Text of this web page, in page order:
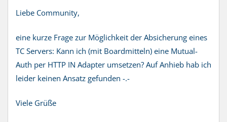
Liebe Community,
eine kurze Frage zur Möglichkeit der Absicherung eines
TC Servers: Kann ich (mit Boardmitteln) eine Mutual-
Auth per HTTP IN Adapter umsetzen? Auf Anhieb hab ich
leider keinen Ansatz gefunden -.-
Viele Grüße